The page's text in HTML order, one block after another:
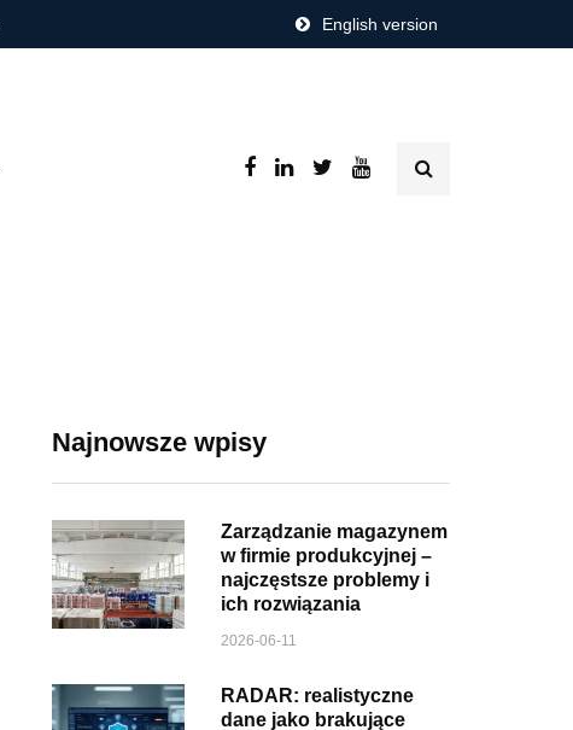
English version
Najnowsze wpisy
Zarządzanie magazynem
w firmie produkcyjnej –
najczęstsze problemy i
ich rozwiązania
2026-06-11
RADAR: realistyczne
dane jako brakujące